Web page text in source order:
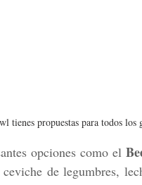
tienes propuestas para todos los
opciones como el
de legumbres,